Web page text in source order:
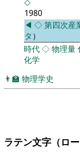
1980
◀ ◇第四次産
タ ）
時代◇物理量
化学
👨‍🏫 物理学史
ラテン文字（ロー